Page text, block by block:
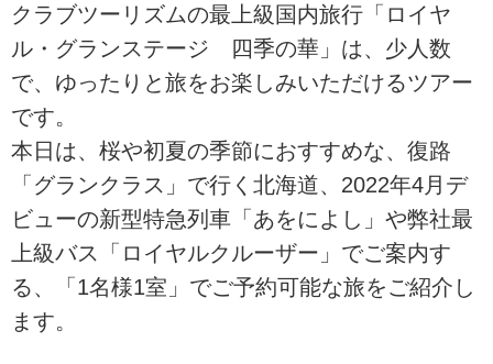
クラブツーリズムの最上級国内旅行「ロイヤ
ル・グランステージ 四季の華」は、少人数
で、ゆったりと旅をお楽しみいただけるツアー
です。
本日は、桜や初夏の季節におすすめな、復路
「グランクラス」で行く北海道、2022年4月デ
ビューの新型特急列車「あをによし」や弊社最
上級バス「ロイヤルクルーザー」でご案内す
る、「1名様1室」でご予約可能な旅をご紹介し
ます。